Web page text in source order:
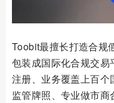
Toobit最擅长打造合规
包装成国际化合规交
注册、业务覆盖上百
监管牌照、专业做市